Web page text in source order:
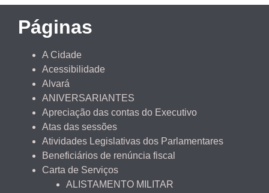
Páginas
A Cidade
Acessibilidade
Alvará
ANIVERSARIANTES
Apreciação das contas do Executivo
Atas das sessões
Atividades Legislativas dos Parlamentares
Beneficiários de renúncia fiscal
Carta de Serviços
ALISTAMENTO MILITAR